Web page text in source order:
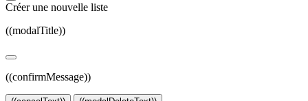
Créer une nouvelle liste
((modalTitle))
((confirmMessage))